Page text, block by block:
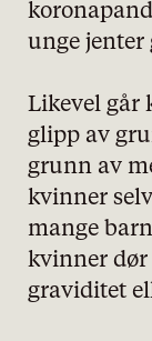
unge jenter
Likevel går
glipp av
grunn av
kvinner
mange
kvinner dør
graviditet